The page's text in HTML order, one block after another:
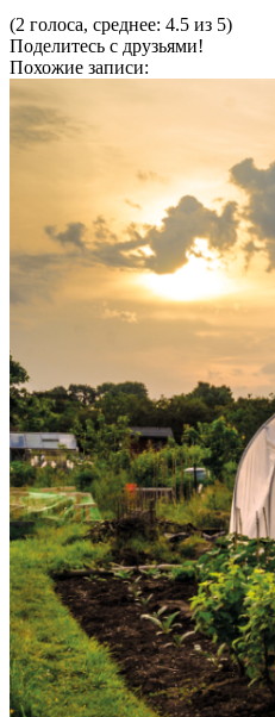
(2 голоса, среднее: 4.5 из 5)
Поделитесь с друзьями!
Похожие записи: